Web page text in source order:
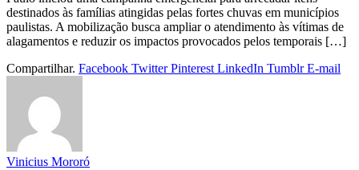
destinados às famílias atingidas pelas fortes chuvas em municípios
paulistas. A mobilização busca ampliar o atendimento às vítimas de
alagamentos e reduzir os impactos provocados pelos temporais […]
Compartilhar. Facebook Twitter Pinterest LinkedIn Tumblr E-mail
Vinicius Mororó